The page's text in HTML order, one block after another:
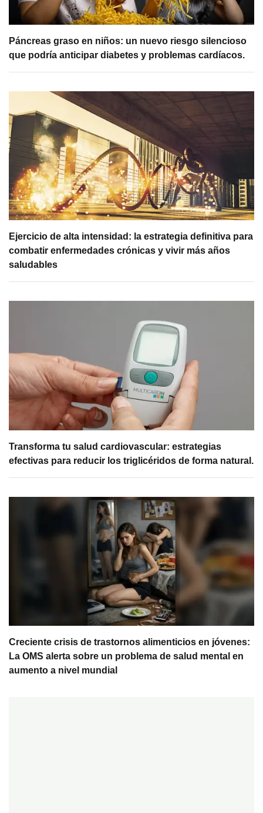
Páncreas graso en niños: un nuevo riesgo silencioso
que podría anticipar diabetes y problemas cardíacos.
Ejercicio de alta intensidad: la estrategia definitiva para
combatir enfermedades crónicas y vivir más años
saludables
Transforma tu salud cardiovascular: estrategias
efectivas para reducir los triglicéridos de forma natural.
Creciente crisis de trastornos alimenticios en jóvenes:
La OMS alerta sobre un problema de salud mental en
aumento a nivel mundial